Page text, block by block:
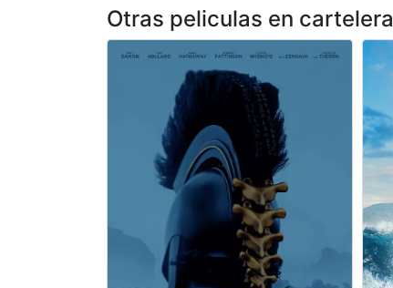
Otras peliculas en cartelera